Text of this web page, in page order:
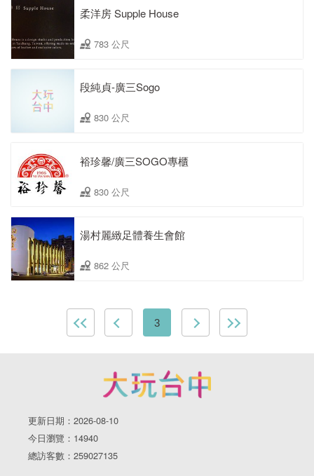
柔洋房 Supple House
783 公尺
段純貞-廣三Sogo
830 公尺
裕珍馨/廣三SOGO專櫃
830 公尺
湯村麗緻足體養生會館
862 公尺
3
更新日期：2026-08-10
今日瀏覽：14940
總訪客數：259027135